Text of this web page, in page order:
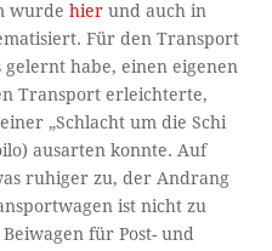
wurdehier und auch in
Für den Transport
gelernt habe, einen eigenen
Transport erleichterte,
„Schlacht um die Schi
ausarten konnte. Auf
ruhiger zu, der Andrang
ist nicht zu
für Post- und